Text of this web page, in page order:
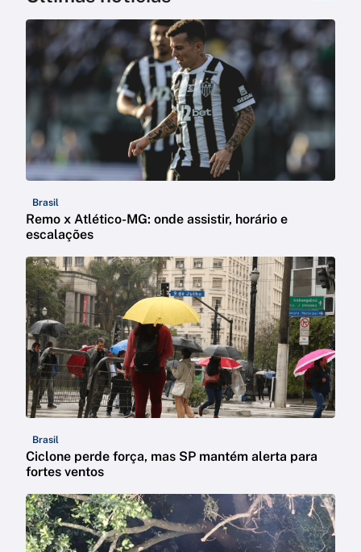
Brasil
Remo x Atlético-MG: onde assistir, horário e
escalações
Brasil
Ciclone perde força, mas SP mantém alerta para
fortes ventos